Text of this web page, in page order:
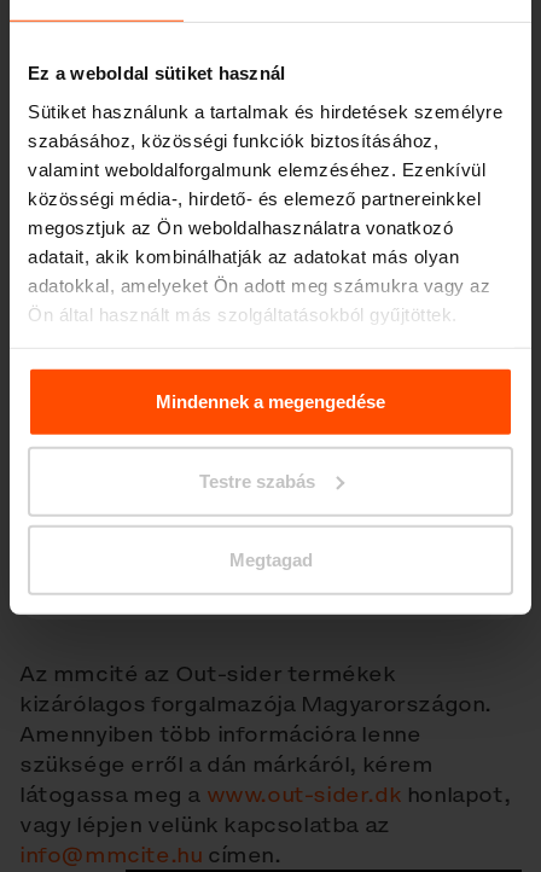
Ez a weboldal sütiket használ
Sütiket használunk a tartalmak és hirdetések személyre
szabásához, közösségi funkciók biztosításához,
valamint weboldalforgalmunk elemzéséhez. Ezenkívül
közösségi média-, hirdető- és elemező partnereinkkel
megosztjuk az Ön weboldalhasználatra vonatkozó
adatait, akik kombinálhatják az adatokat más olyan
adatokkal, amelyeket Ön adott meg számukra vagy az
Ön által használt más szolgáltatásokból gyűjtöttek.
További információért kérjük, látogasson el aPrinciples
Relating to the Processing. Personal Data
Mindennek a megengedése
Testre szabás
Megtagad
Az mmcité az Out-sider termékek
kizárólagos forgalmazója Magyarországon.
Amennyiben több információra lenne
szüksége erről a dán márkáról, kérem
látogassa meg a www.out-sider.dk honlapot,
vagy lépjen velünk kapcsolatba az
info@mmcite.hu címen.